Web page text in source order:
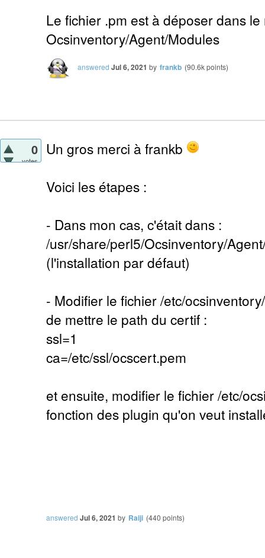
Le fichier .pm est à déposer dans
Ocsinventory/Agent/Modules
answered Jul 6, 2021 by frankb (90.6kpoints)
0
votes
Un gros merci à frankb
Voici les étapes :
- Dans mon cas, c'était dans :
/usr/share/perl5/Ocsinventory/
(l'installation par défaut)
- Modifier le fichier /etc/
de mettre le path du certif :
ssl=1
ca=/etc/ssl/ocscert.pem
et ensuite, modifier le fichier /etc/
fonction des plugin qu'on veut
answered Jul 6, 2021 by Raiji (440 points)